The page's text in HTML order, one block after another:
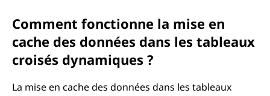
Comment fonctionne la mise en
cache des données dans les tableaux
croisés dynamiques ?
La mise en cache des données dans les tableaux